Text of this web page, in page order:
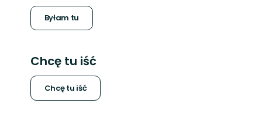
Byłam tu
Chcę tu iść
Chcę tu iść